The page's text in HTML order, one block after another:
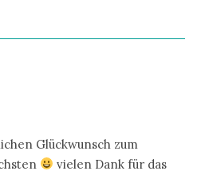
Glückwunsch zum
vielen Dank für das